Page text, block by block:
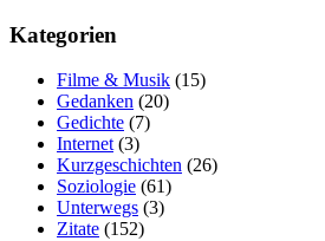
Kate­go­rien
Filme & Musik (15)
Gedanken (20)
Gedichte (7)
Internet (3)
Kurzgeschichten (26)
Soziologie (61)
Unterwegs (3)
Zitate (152)